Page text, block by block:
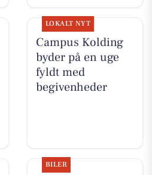
LOKALT NYT
Campus Kolding
byder på en uge
fyldt med
begivenheder
BILER